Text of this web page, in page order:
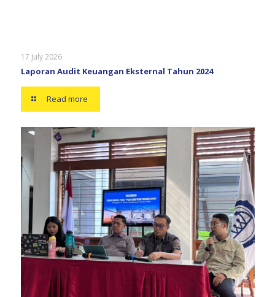
17 July 2026
Laporan Audit Keuangan Eksternal Tahun 2024
Read more